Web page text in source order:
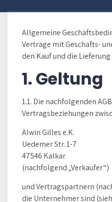
Allgemeine
Verträge mit Geschäfts-
den Kauf und die Lieferung
1. Geltung
1.1. Die nachfolgenden
Vertragsbeziehungen
Alwin Gilles e.K.
Uedemer Str. 1-7
47546 Kalkar
(nachfolgend „Verkäufer“)
und Vertragspartnern
die Unternehmer sind